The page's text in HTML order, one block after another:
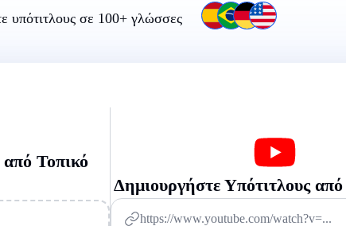
υπότιτλους σε 100+ γλώσσες
Τοπικό
Δημιουργήστε Υπότιτλους